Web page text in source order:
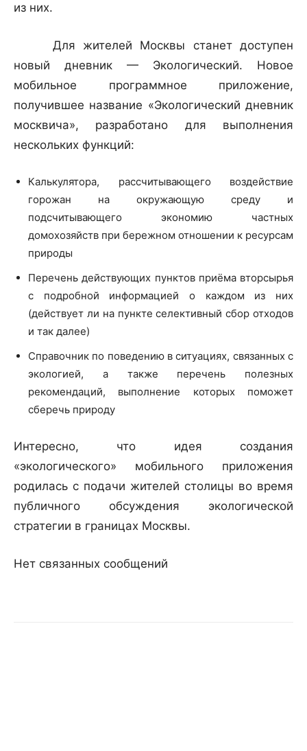
из них.
Для жителей Москвы станет доступен
новый дневник — Экологический. Новое
мобильное программное приложение,
получившее название «Экологический дневник
москвича», разработано для выполнения
нескольких функций:
Калькулятора, рассчитывающего воздействие
горожан на окружающую среду и
подсчитывающего экономию частных
домохозяйств при бережном отношении к ресурсам
природы
Перечень действующих пунктов приёма вторсырья
с подробной информацией о каждом из них
(действует ли на пункте селективный сбор отходов
и так далее)
Справочник по поведению в ситуациях, связанных с
экологией, а также перечень полезных
рекомендаций, выполнение которых поможет
сберечь природу
Интересно, что идея создания
«экологического» мобильного приложения
родилась с подачи жителей столицы во время
публичного обсуждения экологической
стратегии в границах Москвы.
Нет связанных сообщений